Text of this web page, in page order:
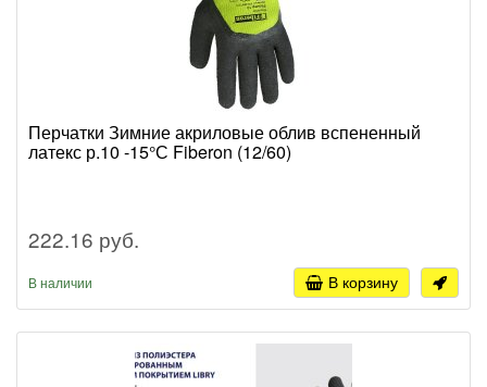
Перчатки Зимние акриловые облив вспененный
латекс р.10 -15°С Fiberon (12/60)
222.16 руб.
В наличии В корзину